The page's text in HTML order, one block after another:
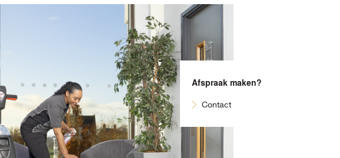
Afspraak maken?
Contact